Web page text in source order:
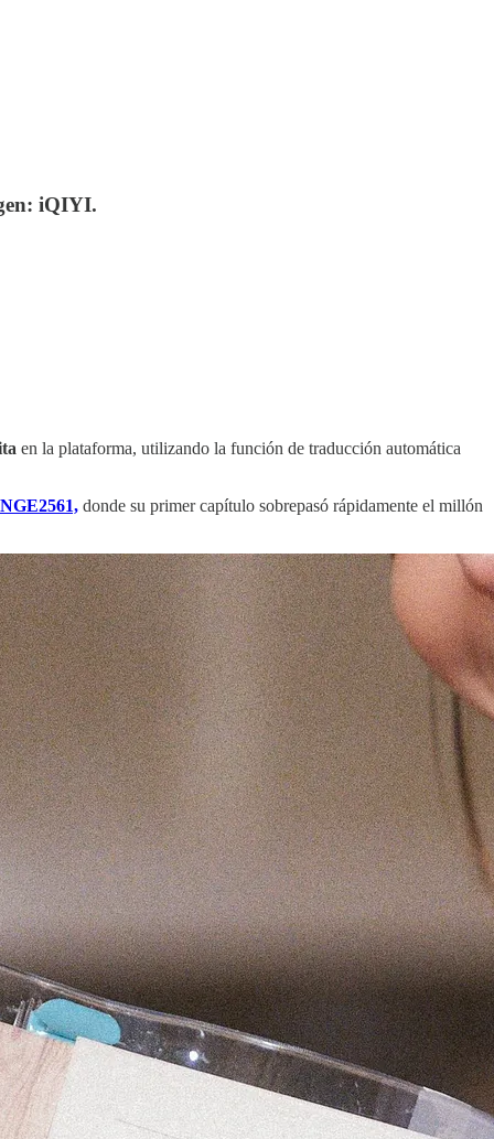
iQIYI.
en la plataforma, utilizando la función de traducción automática
donde su primer capítulo sobrepasó rápidamente el millón